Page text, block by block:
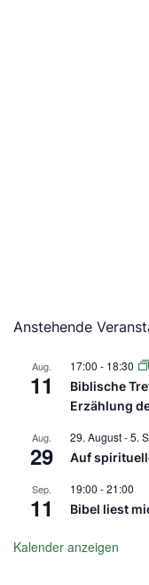
Anstehende
Aug.
11
17:00 - 18:30
Biblische
Erzählung
Aug.
29
29. August-5.
Auf
Sep.
11
19:00 -21:00
Bibel liest
Kalender anzeigen